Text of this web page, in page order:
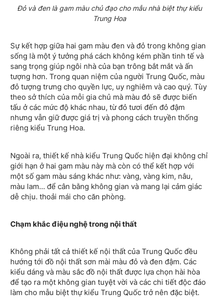
Đỏ và đen là gam màu chủ đạo cho mẫu nhà biệt thự kiểu
Trung Hoa
Sự kết hợp giữa hai gam màu đen và đỏ trong không gian
sống là một ý tưởng phá cách không kém phần tinh tế và
sang trọng giúp ngôi nhà của bạn trông bắt mắt và ấn
tượng hơn. Trong quan niệm của người Trung Quốc, màu
đỏ tượng trưng cho quyền lực, uy nghiêm và cao quý. Tùy
theo sở thích của mỗi gia chủ mà màu đỏ sẽ được biến
tấu ở các mức độ khác nhau, từ đỏ tươi đến đỏ đậm
nhưng vẫn giữ được giá trị và phong cách truyền thống
riêng kiểu Trung Hoa.
Ngoài ra, thiết kế nhà kiểu Trung Quốc hiện đại không chỉ
giới hạn ở hai gam màu này mà còn có thể kết hợp với
một số gam màu sáng khác như: vàng, vàng kim, nâu,
màu lam… để cân bằng không gian và mang lại cảm giác
dễ chịu. thoải mái cho căn phòng.
Chạm khắc điệu nghệ trong nội thất
Không phải tất cả thiết kế nội thất của Trung Quốc đều
hướng tới đồ nội thất sơn mài màu đỏ và đen đậm. Các
kiểu dáng và màu sắc đồ nội thất được lựa chọn hài hòa
để tạo ra một không gian tuyệt vời và các chi tiết độc đáo
làm cho mẫu biệt thự kiểu Trung Quốc trở nên đặc biệt.